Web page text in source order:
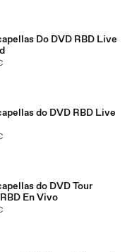
Do DVD RBD Live
do DVD RBD Live
do DVD Tour
En Vivo